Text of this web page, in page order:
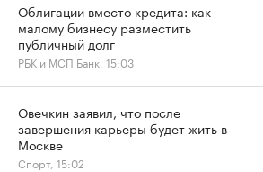
Облигации вместо кредита: как
малому бизнесу разместить
публичный долг
РБК и МСП Банк, 15:03
Овечкин заявил, что после
завершения карьеры будет жить в
Москве
Спорт, 15:02